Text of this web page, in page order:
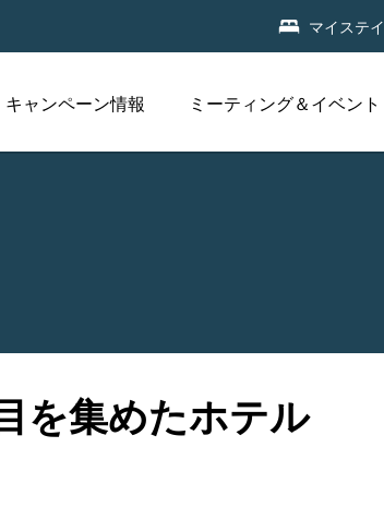
マイステイ
キャンペーン情報 ミーティング＆イベント
を集めたホテル